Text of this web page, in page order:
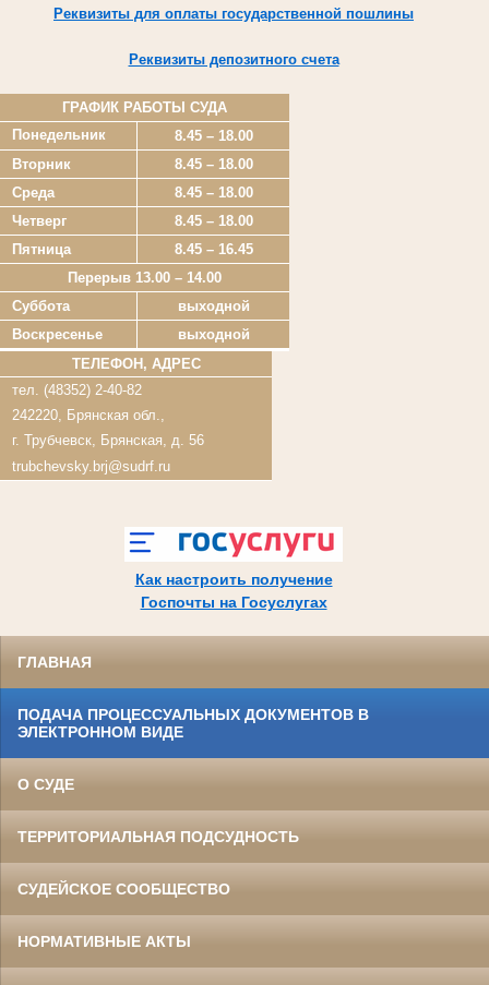
Реквизиты для оплаты государственной пошлины
Реквизиты депозитного счета
ГРАФИК РАБОТЫ СУДА
Понедельник
8.45 – 18.00
Вторник
8.45 – 18.00
Среда
8.45 – 18.00
Четверг
8.45 – 18.00
Пятница
8.45 – 16.45
Перерыв 13.00 – 14.00
Суббота
выходной
Воскресенье
выходной
ТЕЛЕФОН, АДРЕС
тел. (48352) 2-40-82
242220, Брянская обл.,
г. Трубчевск, Брянская, д. 56
trubchevsky.brj@sudrf.ru
Как настроить получение
Госпочты на Госуслугах
ГЛАВНАЯ
ПОДАЧА ПРОЦЕССУАЛЬНЫХ ДОКУМЕНТОВ В
ЭЛЕКТРОННОМ ВИДЕ
О СУДЕ
ТЕРРИТОРИАЛЬНАЯ ПОДСУДНОСТЬ
СУДЕЙСКОЕ СООБЩЕСТВО
НОРМАТИВНЫЕ АКТЫ